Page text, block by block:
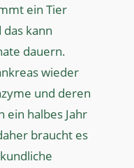
ein Tier
kann
dauern.
wieder
und deren
ein halbes Jahr
braucht es